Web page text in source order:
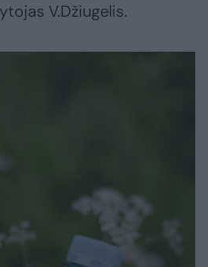
V.Džiugelis.